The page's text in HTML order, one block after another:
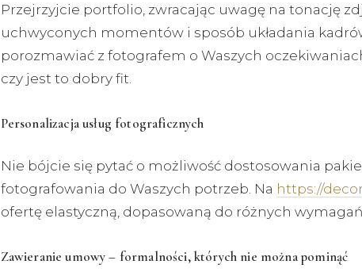
Przejrzyjcie portfolio, zwracając uwagę na tonację
uchwyconych momentów i sposób układania
porozmawiać z fotografem o Waszych
czy jest to dobry fit.
Personalizacja usług fotograficznych
Nie bójcie się pytać o możliwość dostosowania
fotografowania do Waszych potrzeb. Na https://
ofertę elastyczną, dopasowaną do różnych
Zawieranie umowy – formalności, których nie można pominąć